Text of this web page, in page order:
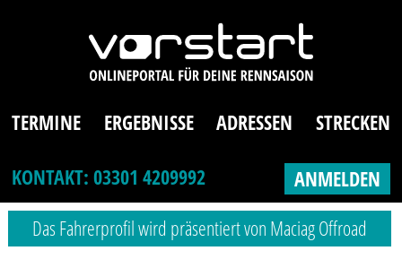
TERMINE ERGEBNISSE ADRESSEN
STRECKEN
KONTAKT: 03301 4209992
ANMELDEN
Das Fahrerprofil wird präsentiert von Maciag Offroad